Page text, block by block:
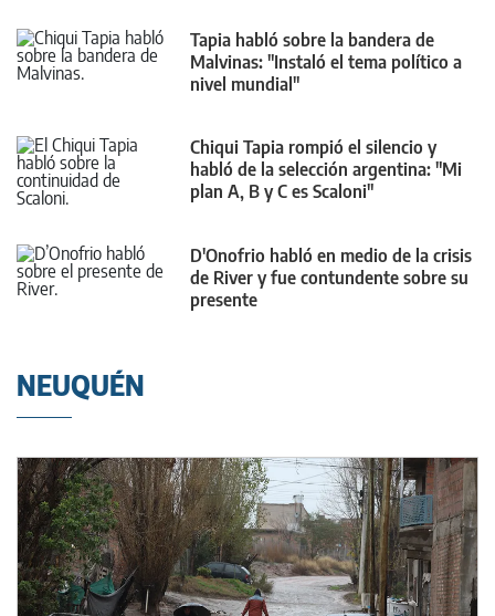
Tapia habló sobre la bandera de
Malvinas: "Instaló el tema político a
nivel mundial"
Chiqui Tapia rompió el silencio y
habló de la selección argentina: "Mi
plan A, B y C es Scaloni"
D'Onofrio habló en medio de la crisis
de River y fue contundente sobre su
presente
NEUQUÉN